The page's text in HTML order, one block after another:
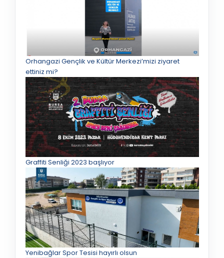
Orhangazi Gençlik ve Kültür Merkezi’mizi ziyaret
ettiniz mi?
Graffiti Senliği 2023 başlıyor
Yenibağlar Spor Tesisi hayırlı olsun